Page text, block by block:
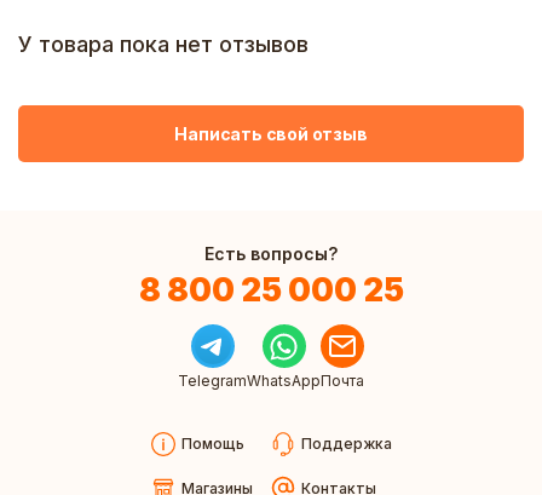
У товара пока нет отзывов
Написать свой отзыв
Есть вопросы?
8 800 25 000 25
TelegramWhatsAppПочта
Помощь Поддержка
Магазины Контакты